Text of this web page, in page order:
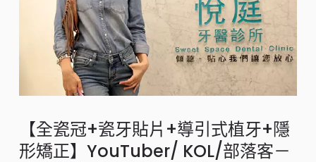
【全瓷冠+瓷牙貼片+導引式植牙+隱
形矯正】YouTuber/ KOL/部落客－